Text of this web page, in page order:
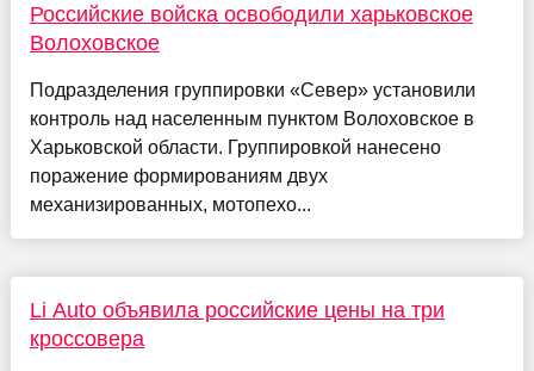
Российские войска освободили харьковское
Волоховское
Подразделения группировки «Север» установили
контроль над населенным пунктом Волоховское в
Харьковской области. Группировкой нанесено
поражение формированиям двух
механизированных, мотопехо...
Li Auto объявила российские цены на три
кроссовера